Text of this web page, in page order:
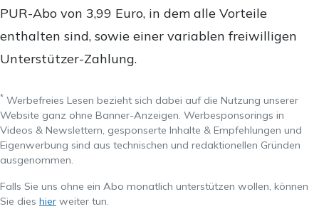
PUR-Abo von 3,99 Euro, in dem alle Vorteile
enthalten sind, sowie einer variablen freiwilligen
Unterstützer-Zahlung.
* Werbefreies Lesen bezieht sich dabei auf die Nutzung unserer
Website ganz ohne Banner-Anzeigen. Werbesponsorings in
Videos & Newslettern, gesponserte Inhalte & Empfehlungen und
Eigenwerbung sind aus technischen und redaktionellen Gründen
ausgenommen.
Falls Sie uns ohne ein Abo monatlich unterstützen wollen, können
Sie dies hier weiter tun.